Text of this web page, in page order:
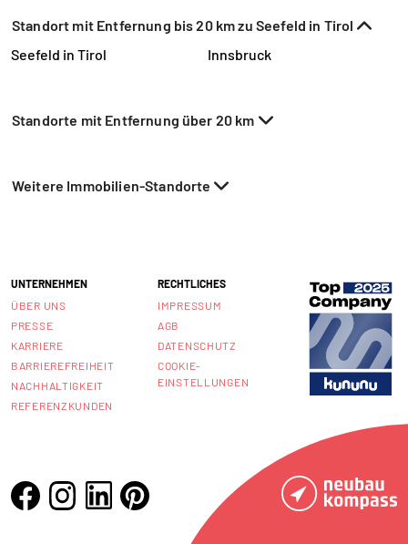
Standort mit Entfernung bis 20 km zu Seefeld in Tirol
Seefeld in Tirol
Innsbruck
Standorte mit Entfernung über 20 km
Weitere Immobilien-Standorte
UNTERNEHMEN
ÜBER UNS
PRESSE
KARRIERE
BARRIEREFREIHEIT
NACHHALTIGKEIT
REFERENZKUNDEN
RECHTLICHES
IMPRESSUM
AGB
DATENSCHUTZ
COOKIE-
EINSTELLUNGEN